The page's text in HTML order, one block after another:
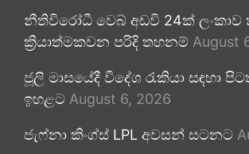
නීතිවිරෝධී වෙබ් අඩවි 24ක් ලංකාව
ක්‍රියාත්මකවන පරිදි තහනම් August
ජූලි මාසයේදී විදේශ රැකියා සඳහා
ඉහළට August 6, 2026
ජැෆ්නා කිංග්ස් LPL අවසන් සටනට